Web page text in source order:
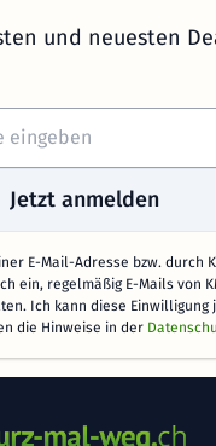
und neuesten
Jetzt anmelden
E-Mail-Adresse bzw. durch
ein, regelmäßig E-Mails von
Ich kann diese Einwilligung
die Hinweise in der